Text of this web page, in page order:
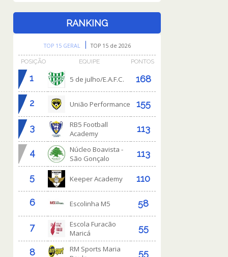
RANKING